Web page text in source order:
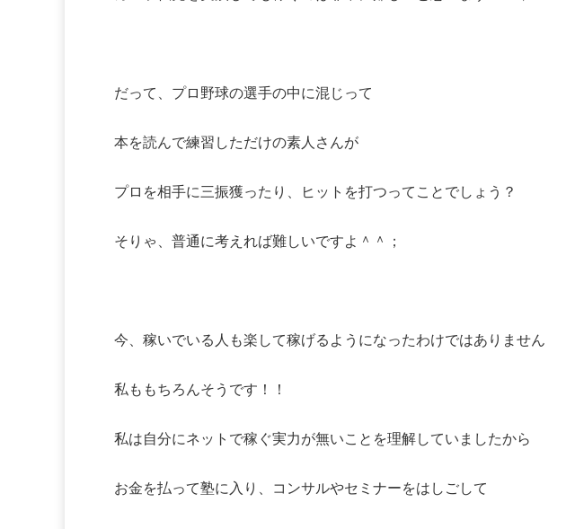
だって、プロ野球の選手の中に混じって
本を読んで練習しただけの素人さんが
プロを相手に三振獲ったり、ヒットを打つってことでしょう？
そりゃ、普通に考えれば難しいですよ＾＾；
今、稼いでいる人も楽して稼げるようになったわけではありません
私ももちろんそうです！！
私は自分にネットで稼ぐ実力が無いことを理解していましたから
お金を払って塾に入り、コンサルやセミナーをはしごして